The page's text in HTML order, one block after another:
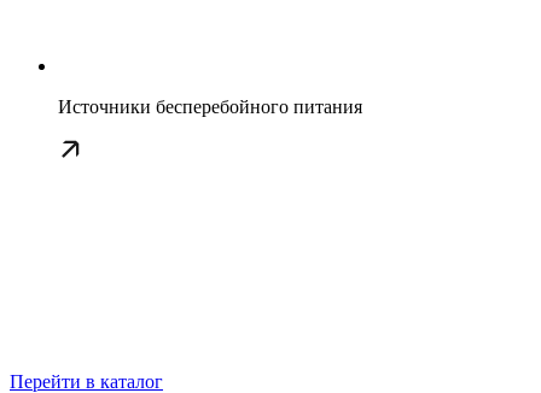
Источники бесперебойного питания
Перейти в каталог